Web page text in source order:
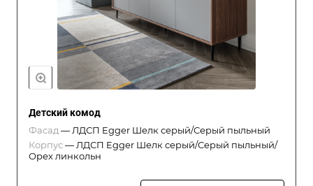
Детский комод
Фасад — ЛДСП Egger Шелк серый/Серый пыльный
Корпус— ЛДСП Egger Шелк серый/Серый пыльный/
Орех линкольн